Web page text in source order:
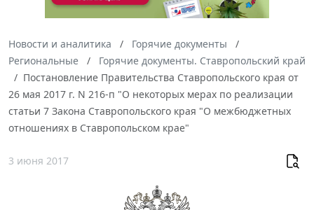
Новости и аналитика
Горячие документы
Региональные
Горячие документы. Ставропольский край
Постановление Правительства Ставропольского края от
26 мая 2017 г. N 216-п "О некоторых мерах по реализации
статьи 7 Закона Ставропольского края "О межбюджетных
отношениях в Ставропольском крае"
3 июня 2017